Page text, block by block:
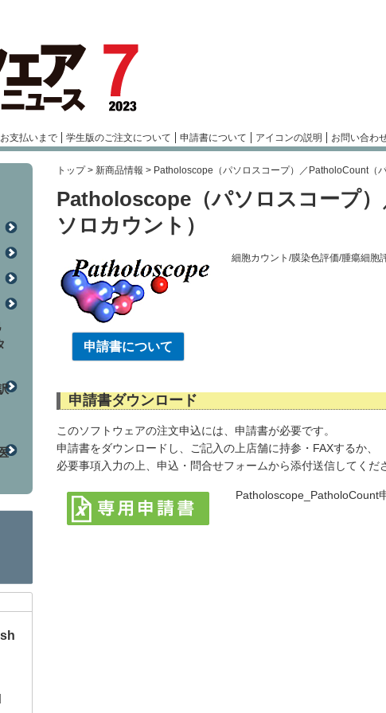
支払いまで 学生版のご注文について 申請書について アイコンの説明 お問い合わ
トップ> 新商品情報 > Patholoscope（パソロスコープ）／PatholoCount（パ
Patholoscope（パソロスコープ
ソロカウント）
申請書について
細胞カウント/膜染色評価/腫瘍細胞
申請書ダウンロード
このソフトウェアの注文申込には、申請書が必要です。
申請書をダウンロードし、ご記入の上店舗に持参・FAXするか、
必要事項入力の上、申込・問合せフォームから添付送信してくだ
Patholoscope_PatholoCount